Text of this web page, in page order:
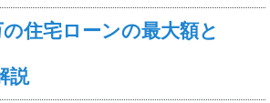
住宅ローンの最大額と
説